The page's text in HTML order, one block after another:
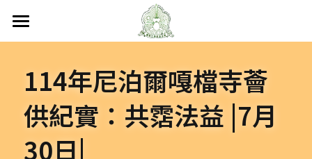
首頁
關於嘎檔
認識嘎檔
傳承祖師
嘎檔修行
嘎檔經藏
弘法日誌
114年尼泊爾嘎檔寺薈
供紀實：共霑法益 |7月
30日|